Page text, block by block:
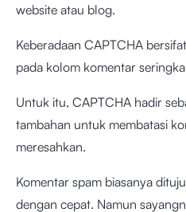
website atau blog.
Keberadaan CAPTCHA
pada kolom komentar
Untuk itu, CAPTCHA hadir
tambahan untuk membatasi
meresahkan.
Komentar spam biasanya
dengan cepat. Namun